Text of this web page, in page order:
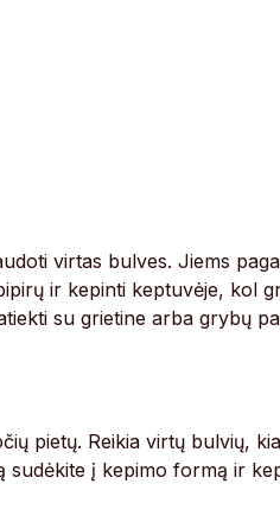
virtas bulves. Jiems
ir kepinti keptuvėje, kol
su grietine arba grybų
pietų. Reikia virtų bulvių,
į kepimo formą ir